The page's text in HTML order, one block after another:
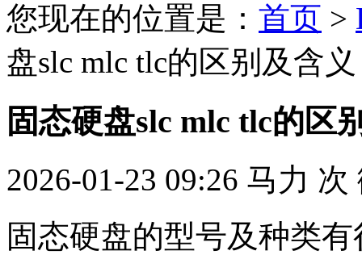
您现在的位置是： 首页 >
盘slc mlc tlc的区别及含义
固态硬盘slc mlc tlc的区
2026-01-23 09:26 马力 次
固态硬盘的型号及种类